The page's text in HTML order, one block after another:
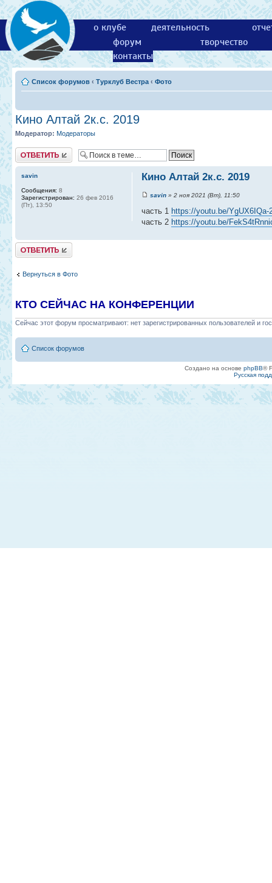
о клубе деятельность
форум
творчество
контакты
Список форумов ‹ Турклуб Вестра ‹ Фото
Кино Алтай 2к.с. 2019
Модератор: Модераторы
Ответить
Кино Алтай 2к.с. 2019
savin » 2 ноя 2021 (Вт), 11:50
часть 1 https://youtu.be/YgUX6IQa-
часть 2 https://youtu.be/
savin
Сообщения: 8
Зарегистрирован: 26 фев 2016
(Пт), 13:50
Ответить
Вернуться в Фото
КТО СЕЙЧАС НА КОНФЕРЕНЦИИ
Сейчас этот форум просматривают: нет зарегистрированных пользователей и
Список форумов
Создано на основе phpBB®
Русская